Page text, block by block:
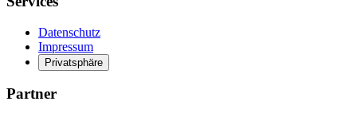
Datenschutz
Impressum
Privatsphäre
Partner